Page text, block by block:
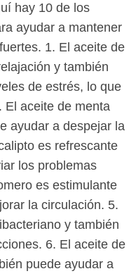
hay 10 de los
ayudar a mantener
1. El aceite de
y también
de estrés, lo que
El aceite de menta
ayudar a despejar la
es refrescante
los problemas
es estimulante
la circulación. 5.
y también
6. El aceite de
puede ayudar a